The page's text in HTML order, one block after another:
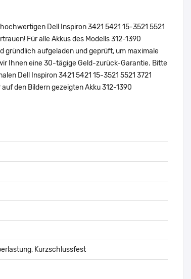
Dell Inspiron 3421 5421 15-3521 5521
Für alle Akkus des Modells 312-1390
gründlich aufgeladen und geprüft, um maximale
Ihnen eine 30-tägige Geld-zurück-Garantie. Bitte
Dell Inspiron 3421 5421 15-3521 5521 3721
den Bildern gezeigten Akku 312-1390
Kurzschlussfest